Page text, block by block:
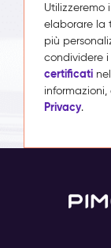
Utilizzeremo
elaborare la
più
condividere
certificati
Privacy.